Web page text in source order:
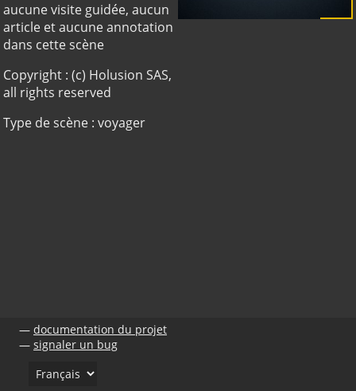
aucune visite guidée, aucun
article et aucune annotation
dans cette scène
Copyright : (c) Holusion SAS,
all rights reserved
Type de scène : voyager
documentation du projet
signaler un bug